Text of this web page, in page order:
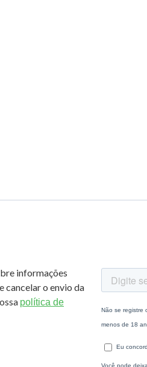
informações
cancelar o envio da
política de